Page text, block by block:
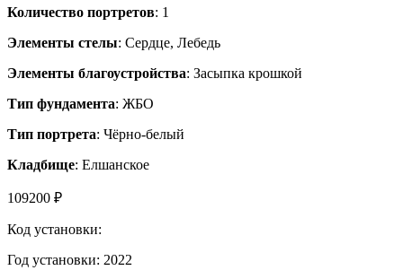
Количество портретов: 1
Элементы стелы: Сердце, Лебедь
Элементы благоустройства: Засыпка крошкой
Тип фундамента: ЖБО
Тип портрета: Чёрно-белый
Кладбище: Елшанское
109200 ₽
Код установки:
Год установки: 2022